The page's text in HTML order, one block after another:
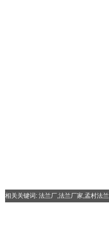
相关关键词: 法兰厂,法兰厂家,孟村法兰